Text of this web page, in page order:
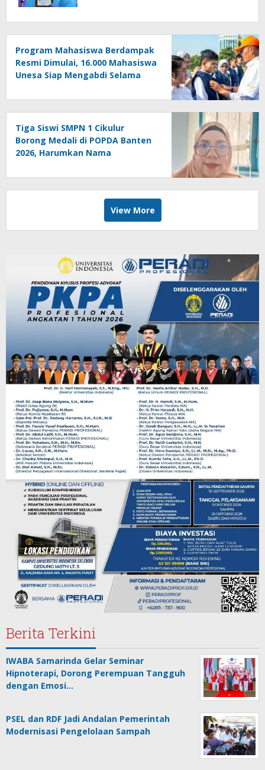
Program Mahasiswa Berdampak
Resmi Dimulai, 16.000 Mahasiswa
Unesa Siap Mengabdi Selama
Tiga Siswi SMPN 1 Cikulur
Borong Medali di POPDA Banten
2026, Harumkan Nama
View More
Berita Terkini
IWABA Samarinda Gelar Seminar
Hipnoterapi, Dorong Perempuan Tangguh
dengan Emosi…
PSEL dan RDF Jadi Andalan Pemerintah
Modernisasi Pengelolaan Sampah